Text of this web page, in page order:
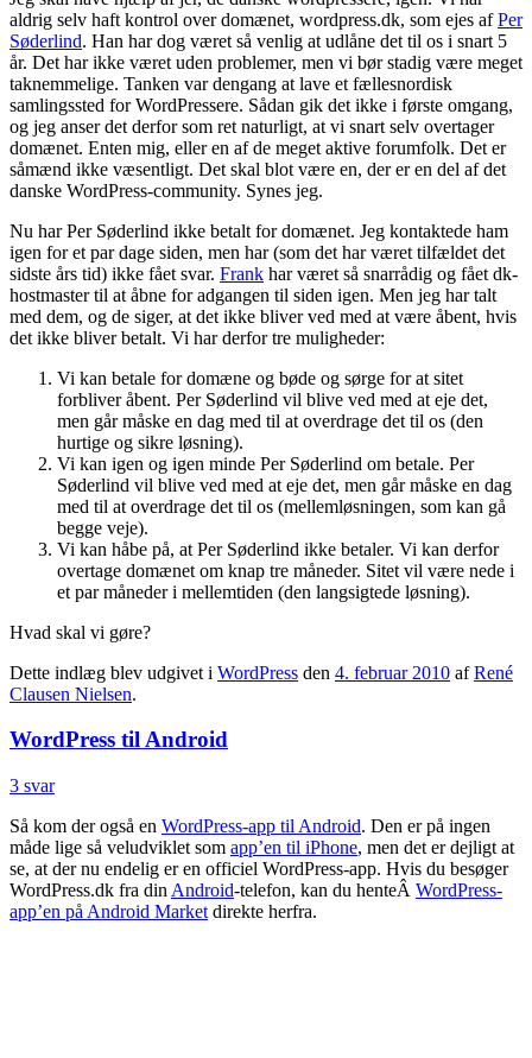
aldrig selv haft kontrol over domænet, wordpress.dk, som ejes afPer
Søderlind. Han har dog været så venlig at udlåne det til os i snart 5
år. Det har ikke været uden problemer, men vi bør stadig være meget
taknemmelige. Tanken var dengang at lave et fællesnordisk
samlingssted for WordPressere. Sådan gik det ikke i første omgang,
og jeg anser det derfor som ret naturligt, at vi snart selv overtager
domænet. Enten mig, eller en af de meget aktive forumfolk. Det er
såmænd ikke væsentligt. Det skal blot være en, der er en del af det
danske WordPress-community. Synes jeg.
Nu har Per Søderlind ikke betalt for domænet. Jeg kontaktede ham
igen for et par dage siden, men har (som det har været tilfældet det
sidste års tid) ikke fået svar. Frank har været så snarrådig og fået dk-
hostmaster til at åbne for adgangen til siden igen. Men jeg har talt
med dem, og de siger, at det ikke bliver ved med at være åbent, hvis
det ikke bliver betalt. Vi har derfor tre muligheder:
Vi kan betale for domæne og bøde og sørge for at sitet
forbliver åbent. Per Søderlind vil blive ved med at eje det,
men går måske en dag med til at overdrage det til os (den
hurtige og sikre løsning).
Vi kan igen og igen minde Per Søderlind om betale. Per
Søderlind vil blive ved med at eje det, men går måske en dag
med til at overdrage det til os (mellemløsningen, som kan gå
begge veje).
Vi kan håbe på, at Per Søderlind ikke betaler. Vi kan derfor
overtage domænet om knap tre måneder. Sitet vil være nede i
et par måneder i mellemtiden (den langsigtede løsning).
Hvad skal vi gøre?
Dette indlæg blev udgivet i WordPress den 4. februar 2010 afRené
Clausen Nielsen.
WordPress til Android
3 svar
Så kom der også en WordPress-app til Android. Den er på ingen
måde lige så veludviklet som app’en til iPhone, men det er dejligt at
se, at der nu endelig er en officiel WordPress-app. Hvis du besøger
WordPress.dk fra din Android-telefon, kan du henteÂ WordPress-
app’en på Android Market direkte herfra.